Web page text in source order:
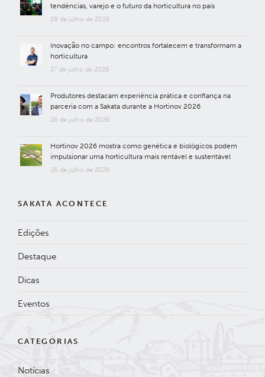
tendências, varejo e o futuro da horticultura no país
28 de julho de 2026
Inovação no campo: encontros fortalecem e transformam a
horticultura
27 de julho de 2026
Produtores destacam experiência prática e confiança na
parceria com a Sakata durante a Hortinov 2026
26 de julho de 2026
Hortinov 2026 mostra como genética e biológicos podem
impulsionar uma horticultura mais rentável e sustentável
26 de julho de 2026
SAKATA ACONTECE
Edições
Destaque
Dicas
Eventos
CATEGORIAS
Notícias